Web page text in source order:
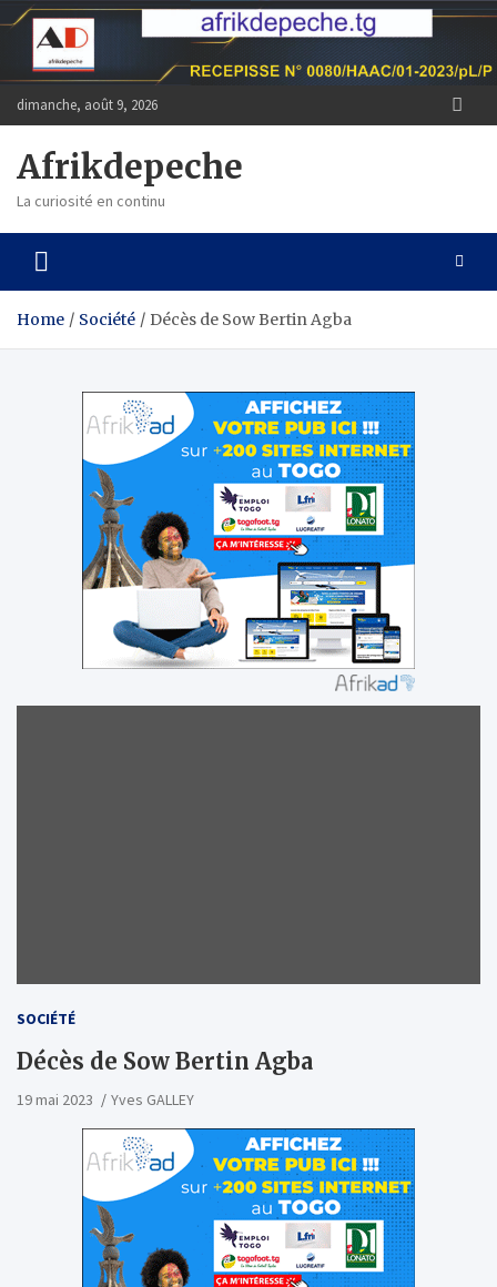
Skip
content
dimanche, août 9, 2026
Afrikdepeche
La curiosité en continu
Home Société Décès de Sow Bertin Agba
SOCIÉTÉ
Décès de Sow Bertin Agba
19 mai 2023 Yves GALLEY